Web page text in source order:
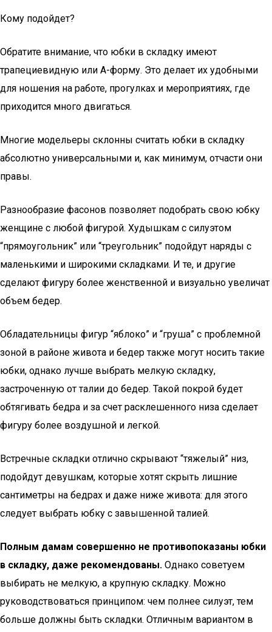
Кому подойдет?
Обратите внимание, что юбки в складку имеют
трапециевидную или А-форму. Это делает их удобными
для ношения на работе, прогулках и мероприятиях, где
приходится много двигаться.
Многие модельеры склонны считать юбки в складку
абсолютно универсальными и, как минимум, отчасти они
правы.
Разнообразие фасонов позволяет подобрать свою юбку
женщине с любой фигурой. Худышкам с силуэтом
“прямоугольник” или “треугольник” подойдут наряды с
маленькими и широкими складками. И те, и другие
сделают фигуру более женственной и визуально увеличат
объем бедер.
Обладательницы фигур “яблоко” и “груша” с проблемной
зоной в районе живота и бедер также могут носить такие
юбки, однако лучше выбрать мелкую складку,
застроченную от талии до бедер. Такой покрой будет
обтягивать бедра и за счет расклешенного низа сделает
фигуру более воздушной и легкой.
Встречные складки отлично скрывают “тяжелый” низ,
подойдут девушкам, которые хотят скрыть лишние
сантиметры на бедрах и даже ниже живота: для этого
следует выбрать юбку с завышенной талией.
Полным дамам совершенно не противопоказаны юбки
в складку, даже рекомендованы. Однако советуем
выбирать не мелкую, а крупную складку. Можно
руководствоваться принципом: чем полнее силуэт, тем
больше должны быть складки. Отличным вариантом в